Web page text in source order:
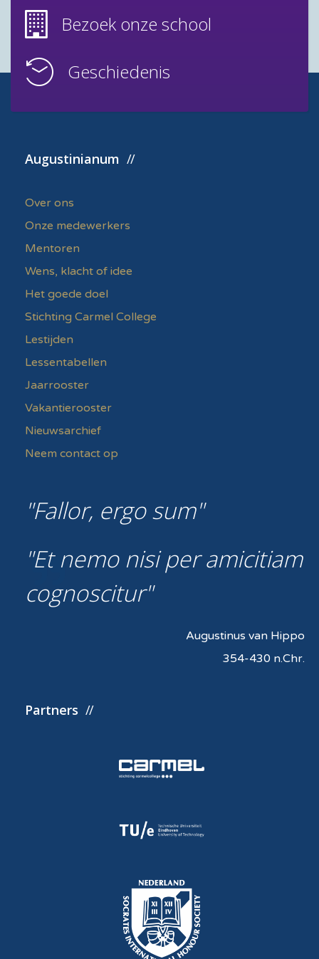
Bezoek onze school
Geschiedenis
Augustinianum
Over ons
Onze medewerkers
Mentoren
Wens, klacht of idee
Het goede doel
Stichting Carmel College
Lestijden
Lessentabellen
Jaarrooster
Vakantierooster
Nieuwsarchief
Neem contact op
Fallor, ergo sum
Et nemo nisi per amicitiam
cognoscitur
Augustinus van Hippo
354-430 n.Chr.
Partners